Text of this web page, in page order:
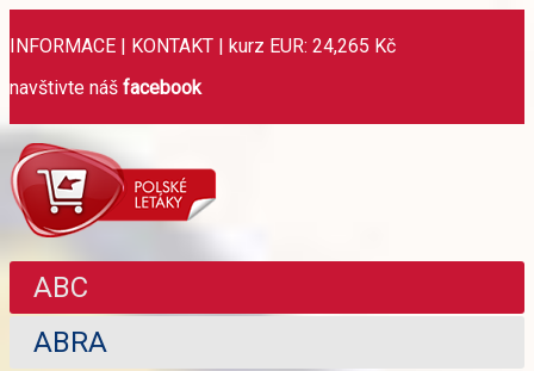
INFORMACE | KONTAKT | kurz EUR: 24,265 Kč
navštivte náš facebook
ABC
ABRA